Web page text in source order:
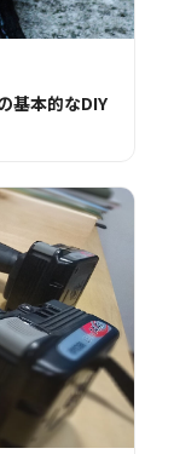
基本的なDIY